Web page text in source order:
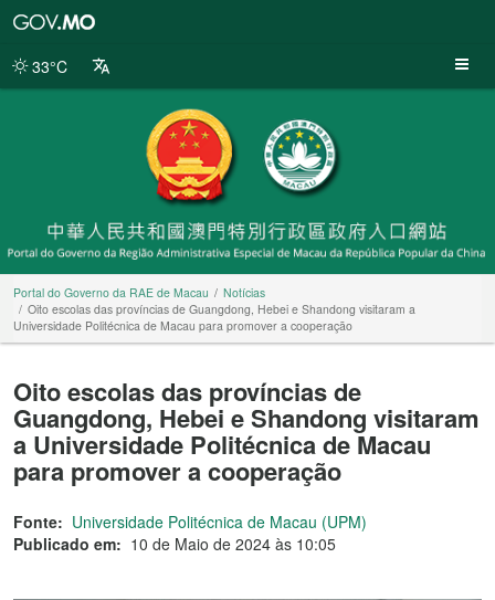
da
33°C
Portal do Governo da RAE de Macau
Notícias
Oito escolas das províncias de Guangdong, Hebei e Shandong visitaram a
Universidade Politécnica de Macau para promover a cooperação
Oito escolas das províncias de
Guangdong, Hebei e Shandong visitaram
a Universidade Politécnica de Macau
para promover a cooperação
Fonte: Universidade Politécnica de Macau (UPM)
Publicado em: 10 de Maio de 2024 às 10:05